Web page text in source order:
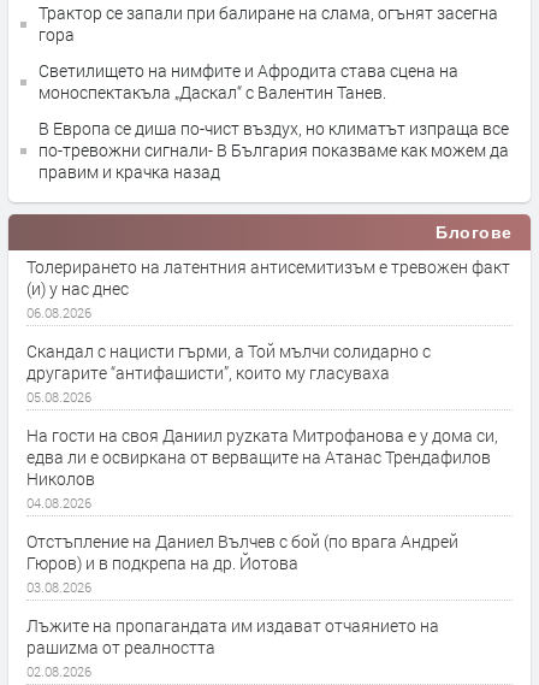
Трактор се запали при балиране на слама, огънят засегна
гора
Светилището на нимфите и Афродита става сцена на
моноспектакъла „Даскал“ с Валентин Танев.
В Европа се диша по-чист въздух, но климатът изпраща все
по-тревожни сигнали- В България показваме как можем да
правим и крачка назад
Блогове
Толерирането на латентния антисемитизъм е тревожен факт
(и) у нас днес
06.08.2026
Скандал с нацисти гърми, а Той мълчи солидарно с
другарите “антифашисти”, които му гласуваха
05.08.2026
На гости на своя Даниил руzката Митрофанова е у дома си,
едва ли е освиркана от верващите на Атанас Трендафилов
Николов
04.08.2026
Отстъпление на Даниел Вълчев с бой (по врага Андрей
Гюров) и в подкрепа на др. Йотова
03.08.2026
Лъжите на пропагандата им издават отчаянието на
рашиzма от реалността
02.08.2026